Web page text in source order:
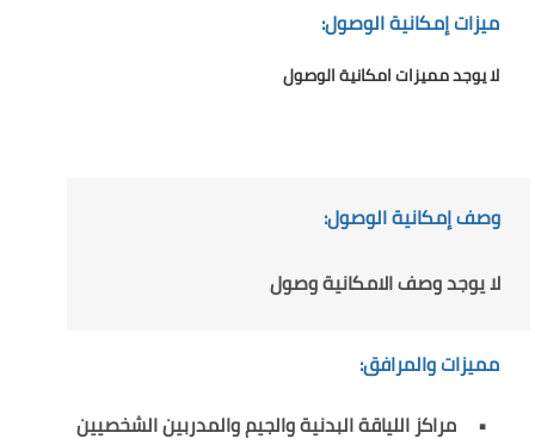
ميزات إمكانية الوصول:
لا يوجد مميزات امكانية الوصول
وصف إمكانية الوصول:
لا يوجد وصف الامكانية وصول
مميزات والمرافق:
مراكز اللياقة البدنية والجيم والمدربين الشخصيين